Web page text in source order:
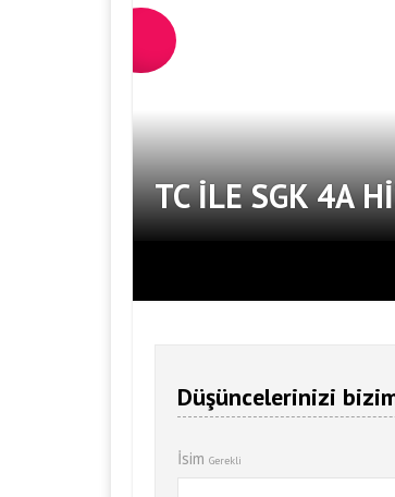
TC ILE SGK 4A
Düşüncelerinizi
İsim Gerekli